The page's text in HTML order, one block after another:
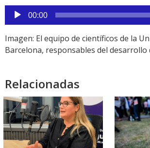
Reproductor
de
audio
00:00
Imagen: El equipo de científicos de la
Barcelona, responsables del desarrollo
Relacionadas